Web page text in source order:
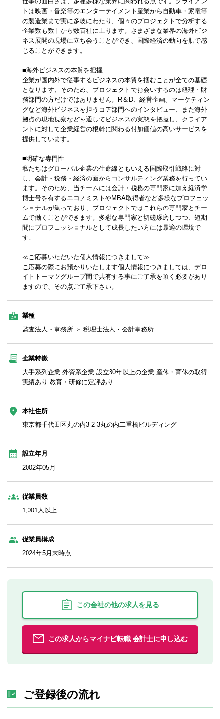
トは映画・音楽等のエンターテイメント産業から自動車・家電等
の製造業まで実に多岐にわたり、個々のプロジェクトで分析する
企業数も数十から数百社に上ります。さまざまな業界の海外ビジ
ネス展開の現場に立ち会うことができ、国際経済の動向を肌で感
じることができます。
■海外ビジネスの本質を把握
企業が国内外で従事するビジネスの本質を掴むことが全ての基礎
となります。そのため、プロジェクトでお会いするのは経理・財
務部門の方だけではありません。R＆D、経営企画、マーケティン
グなど海外ビジネスを担うコア部門へのインタビュー、また海外
拠点の現地視察などを通してビジネスの実態を把握し、クライア
ントに対して企業経営の根幹に関わる付加価値の高いサービスを
提供しています。
■明確な専門性
私たちはグローバル企業の生命線ともいえる国際取引戦略に対
し、会計・税務・経済の面からコンサルティング業務を行ってい
ます。そのため、当チームには会計・税務の専門家に加え経済学
博士号を有するエコノミストやMBA取得者など多様なプロフェッ
ショナルが集っており、プロジェクトではこれらの専門家とチー
ムで働くことができます。多彩な専門家と切磋琢磨しつつ、短期
間にプロフェッショナルとして成長したい方には最適の環境で
す。
≪ご応募いただいた個人情報につきまして≫
ご応募の際にお預かりいたします個人情報につきましては、デロ
イトトーマツグループ間で共有する事にご了承を頂く必要があり
ますので、その点ご了承下さい。
業種
監査法人・事務所 ＞ 税理士法人・会計事務所
企業特徴
大手系列企業 外資系企業 設立30年以上の企業 産休・育休の取得
実績あり 教育・研修に定評あり
本社住所
東京都千代田区丸の内3-2-3丸の内二重橋ビルディング
設立年月
2002年05月
従業員数
1,001人以上
従業員構成
2024年5月末時点
この会社の他の求人を見る
この求人からマイナビ転職 会計士に申し込む
ご登録後の流れ